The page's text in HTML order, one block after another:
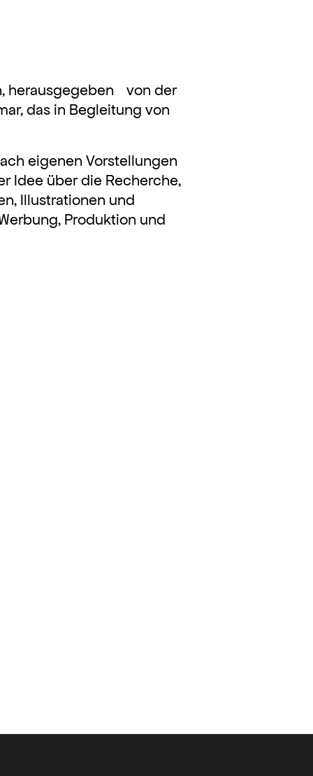
herausgegeben von der
das in Begleitung von
eigenen Vorstellungen
Idee über die Recherche,
Illustrationen und
Produktion und